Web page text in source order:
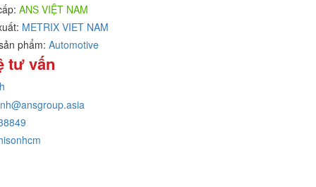
ANS VIỆT NAM
METRIX VIET NAM
phẩm: Automotive
tư vấn